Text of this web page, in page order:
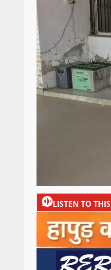
LISTEN TO THIS